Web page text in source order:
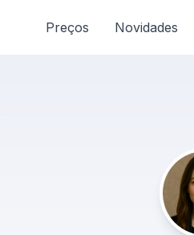
Preços Novidades